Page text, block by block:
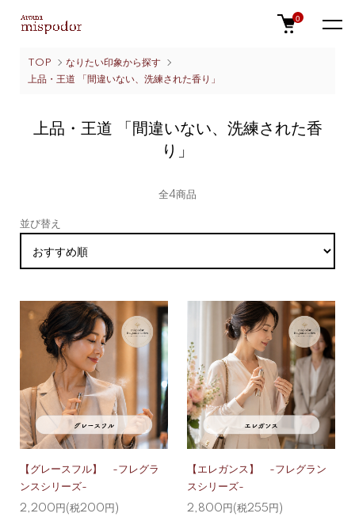
0
TOP
なりたい印象から探す
上品・王道 「間違いない、洗練された香り」
上品・王道 「間違いない、洗練された香
り」
全4商品
並び替え
【グレースフル】 -フレグラ
ンスシリーズ-
2,200円(税200円)
【エレガンス】 -フレグラン
スシリーズ-
2,800円(税255円)